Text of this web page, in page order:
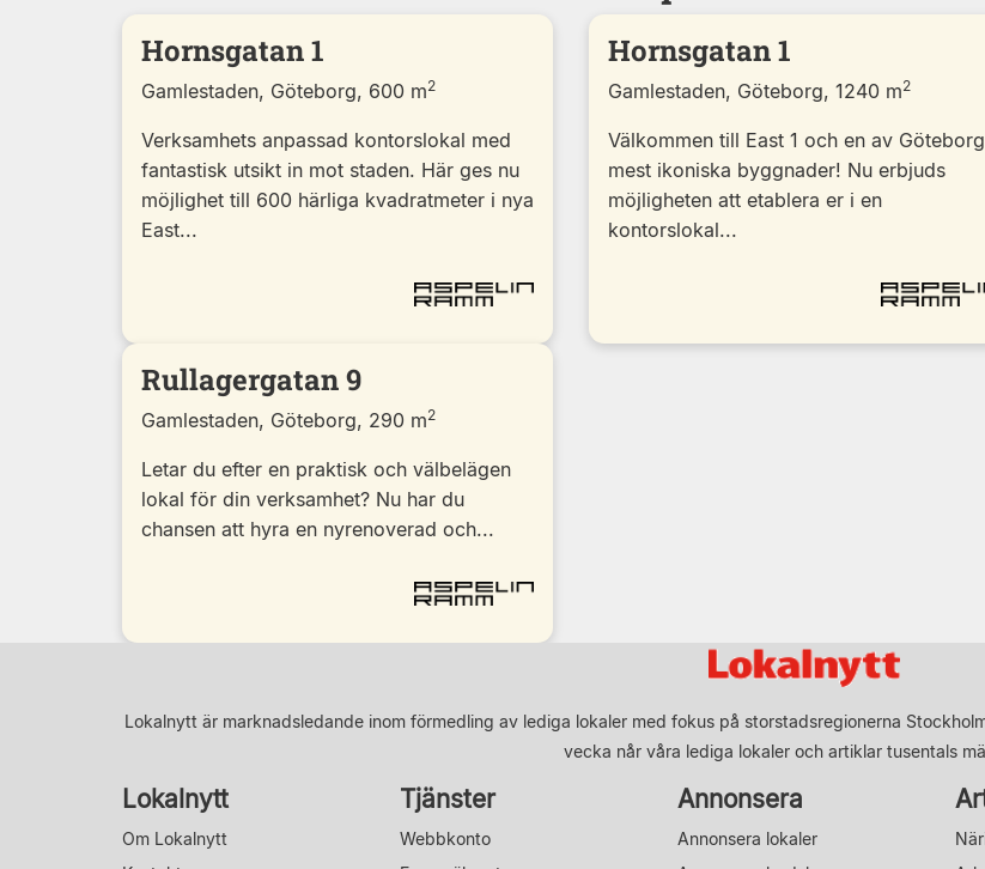
Hornsgatan 1
Gamlestaden, Göteborg, 600 m2
Verksamhets anpassad kontorslokal med
fantastisk utsikt in mot staden. Här ges nu
möjlighet till 600 härliga kvadratmeter i nya
East...
Hornsgatan 1
Gamlestaden, Göteborg, 1240 m2
Välkommen till East 1 och en av
mest ikoniska byggnader! Nu erbjuds
möjligheten att etablera er i en
kontorslokal...
Rullagergatan 9
Gamlestaden, Göteborg, 290 m2
Letar du efter en praktisk och välbelägen
lokal för din verksamhet? Nu har du
chansen att hyra en nyrenoverad och...
Lokalnytt är marknadsledande inom förmedling av lediga lokaler med fokus på storstadsregionerna
vecka når våra lediga lokaler och artiklar tusentals
Lokalnytt
Om Lokalnytt
Tjänster
Webbkonto
Annonsera
Annonsera lokaler